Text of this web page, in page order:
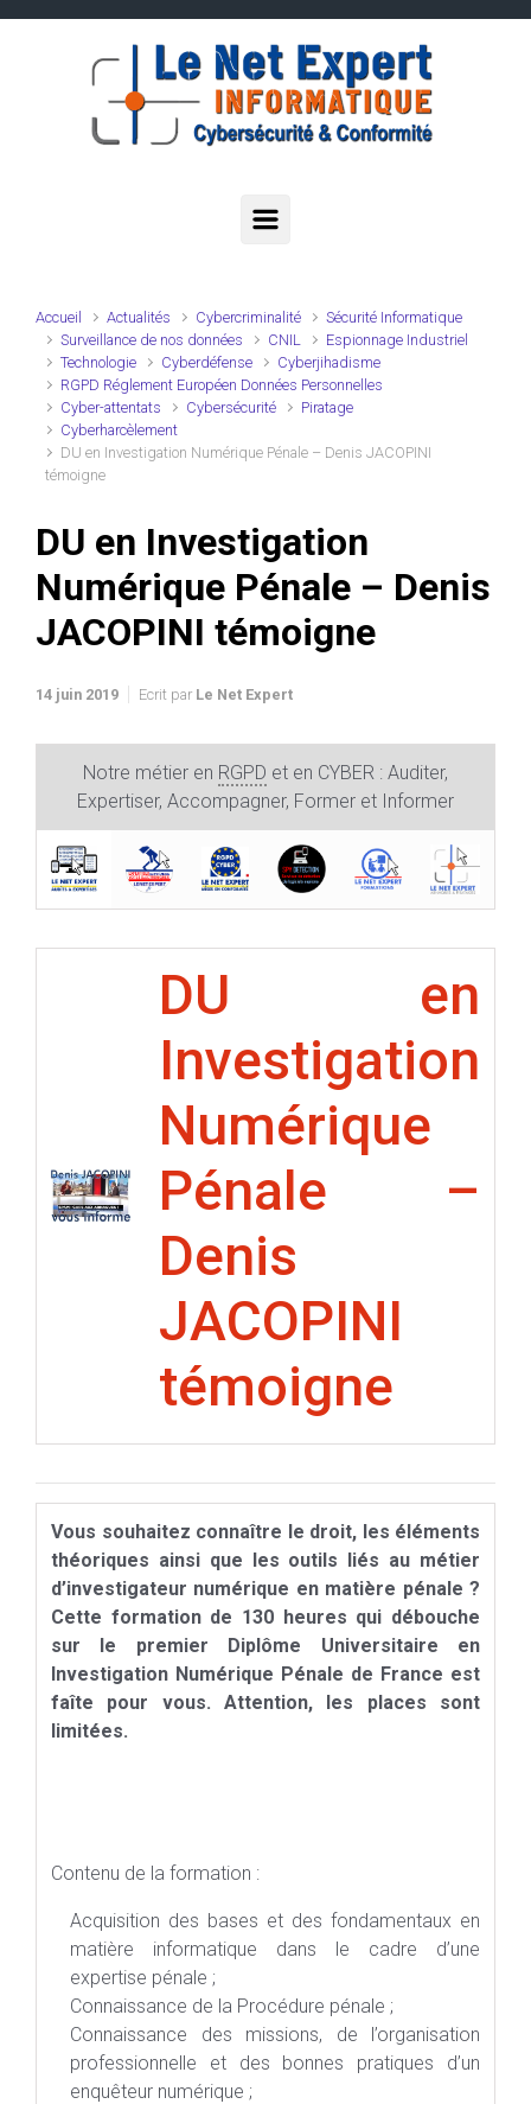
Accueil Actualités Cybercriminalité
Sécurité Informatique
Surveillance de nos données
CNIL
Espionnage Industriel
Technologie
Cyberdéfense
Cyberjihadisme
RGPD Réglement Européen Données Personnelles
Cyber-attentats
Cybersécurité
Piratage
Cyberharcèlement
DU en Investigation Numérique Pénale – Denis JACOPINI
témoigne
DU en Investigation
Numérique Pénale – Denis
JACOPINI témoigne
14 juin 2019 Ecrit par Le Net Expert
Notre métier en RGPD et en CYBER : Auditer,
Expertiser, Accompagner, Former et Informer
DU en
Investigation
Numérique
Pénale –
Denis
JACOPINI
témoigne
Vous souhaitez connaître le droit, les éléments
théoriques ainsi que les outils liés au métier
d’investigateur numérique en matière pénale ?
Cette formation de 130 heures qui débouche
sur le premier Diplôme Universitaire en
Investigation Numérique Pénale de France est
faîte pour vous. Attention, les places sont
limitées.
Contenu de la formation :
Acquisition des bases et des fondamentaux en
matière informatique dans le cadre d’une
expertise pénale ;
Connaissance de la Procédure pénale ;
Connaissance des missions, de l’organisation
professionnelle et des bonnes pratiques d’un
enquêteur numérique ;